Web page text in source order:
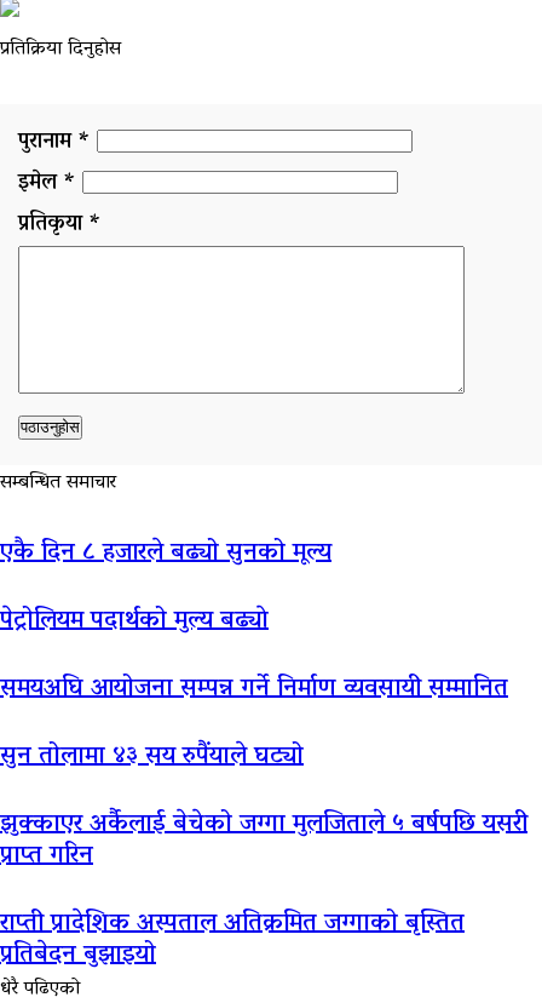
प्रतिक्रिया दिनुहोस
पुरानाम *
इमेल *
प्रतिकृया *
सम्बन्धित समाचार
एकै दिन ८ हजारले बढ्यो सुनको मूल्य
पेट्रोलियम पदार्थको मुल्य बढ्याे
समयअघि आयोजना सम्पन्न गर्ने निर्माण व्यवसायी सम्मानित
सुन तोलामा ४३ सय रुपैंयाले घट्यो
झुक्काएर अर्कैलाई बेचेको जग्गा मुलजिताले ५ बर्षपछि यसरी
प्राप्त गरिन
राप्ती प्रादेशिक अस्पताल अतिक्रमित जग्गाको बृस्तित
प्रतिबेदन बुझाइयो
धेरै पढिएको